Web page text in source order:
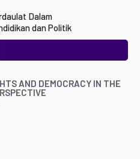
Dalam
dan Politik
AND DEMOCRACY IN THE